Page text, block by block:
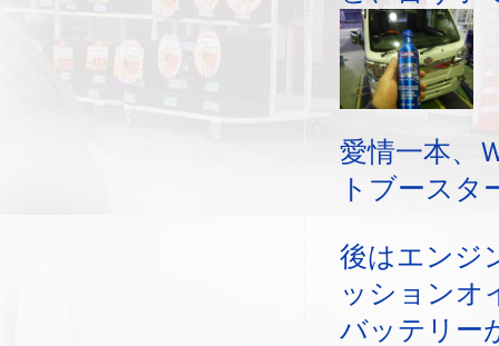
愛情一本、
トブースタ
後はエンジ
ッションオ
バッテリー